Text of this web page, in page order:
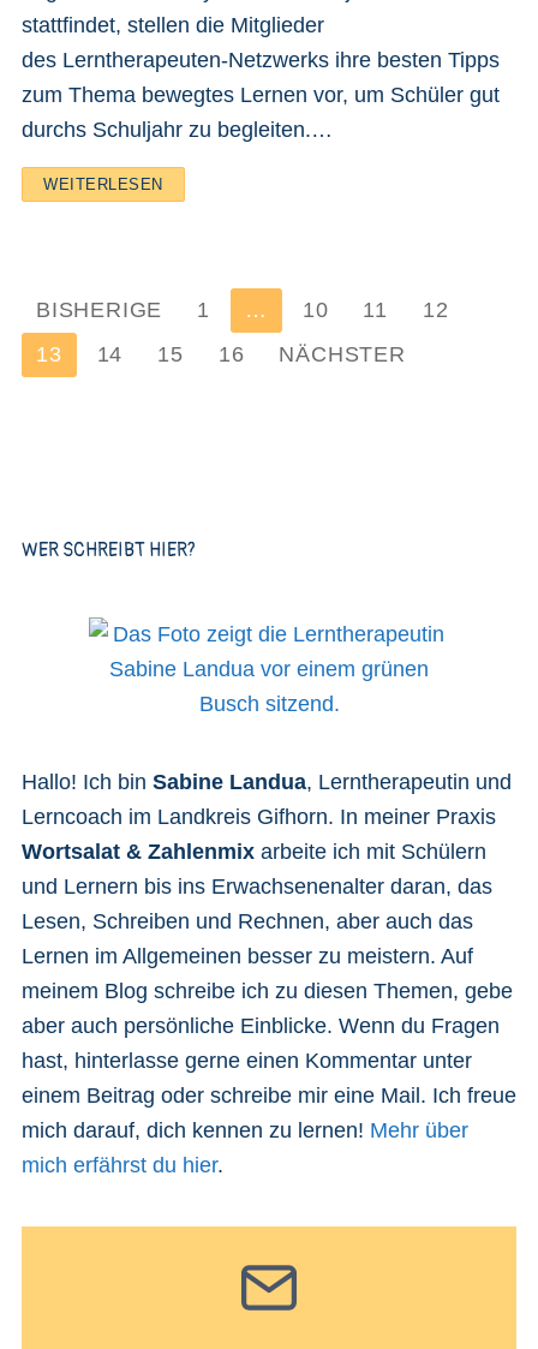
stattfindet, stellen die Mitglieder
des Lerntherapeuten-Netzwerks ihre besten Tipps
zum Thema bewegtes Lernen vor, um Schüler gut
durchs Schuljahr zu begleiten.…
WEITERLESEN
Seitennummerierung
der
BISHERIGE 1 … 10 11
12
13
14 15 16 NÄCHSTER
WER SCHREIBT HIER?
Hallo! Ich bin Sabine Landua, Lerntherapeutin und
Lerncoach im Landkreis Gifhorn. In meiner Praxis
Wortsalat & Zahlenmix arbeite ich mit Schülern
und Lernern bis ins Erwachsenenalter daran, das
Lesen, Schreiben und Rechnen, aber auch das
Lernen im Allgemeinen besser zu meistern. Auf
meinem Blog schreibe ich zu diesen Themen, gebe
aber auch persönliche Einblicke. Wenn du Fragen
hast, hinterlasse gerne einen Kommentar unter
einem Beitrag oder schreibe mir eine Mail. Ich freue
mich darauf, dich kennen zu lernen! Mehr über
mich erfährst du hier.